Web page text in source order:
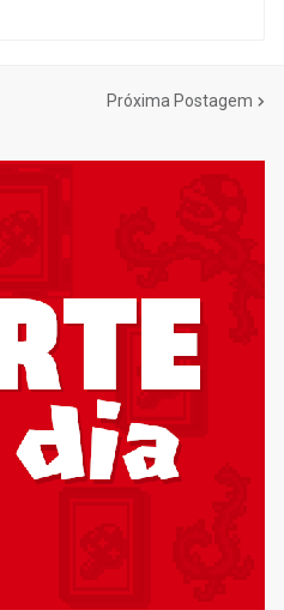
Próxima Postagem